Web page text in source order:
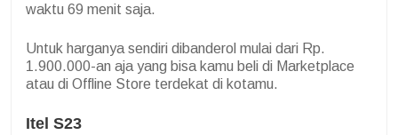
waktu 69 menit saja.
Untuk harganya sendiri dibanderol mulai dari Rp.
1.900.000-an aja yang bisa kamu beli di Marketplace
atau di Offline Store terdekat di kotamu.
Itel S23